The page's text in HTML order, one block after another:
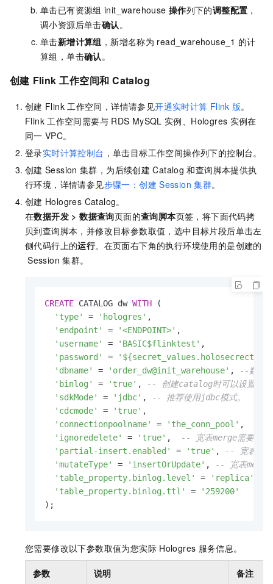
单击已有资源组 init_warehouse 操作列下的调整配置 ，
调小资源后单击确认。
单击新增计算组 ，新增名称为 read_warehouse_1 的计
算组，单击确认。
创建 Flink 工作空间和 Catalog
创建 Flink 工作空间，详情请参见开通实时计算 Flink 版。
Flink 工作空间需要与 RDS MySQL 实例、Hologres 实例在
同一 VPC。
登录实时计算控制台 ，单击目标工作空间操作列下的控制台。
创建 Session 集群，为后续创建 Catalog 和查询脚本提供执
行环境，详情请参见步骤一：创建 Session 集群。
创建 Hologres Catalog。
在数据开发 >数据查询页面的查询脚本页签，将下面代码拷
贝到查询脚本，并修改目标参数取值，选中目标片段后单击左
侧代码行上的运行。在页面右下角的执行环境使用的是创建的
Session 集群。
CREATE CATALOG dw WITH (
'type'
= 'hologres' ,
'endpoint'
= '<ENDPOINT>' ,
'username'
= 'BASIC$flinktest' ,
'password'
= '${secret_values.holosecrect}'
'dbname'
= 'order_dw@init_warehouse' ,
--数据
'binlog'
= 'true' ,
-- 创建catalog时可以设置源表
'sdkMode'
= 'jdbc' ,
-- 推荐使用jdbc模式。
'cdcmode'
= 'true' ,
'connectionpoolname'
= 'the_conn_pool' ,
'ignoredelete'
= 'true' ,
-- 宽表merge需要开启
'partial-insert.enabled'
= 'true' ,
-- 宽表
'mutateType'
= 'insertOrUpdate' ,
-- 宽表merge
'table_property.binlog.level'
= 'replica'
'table_property.binlog.ttl'
=
'259200'
);
您需要修改以下参数取值为您实际 Hologres 服务信息。
参数 说明 备注